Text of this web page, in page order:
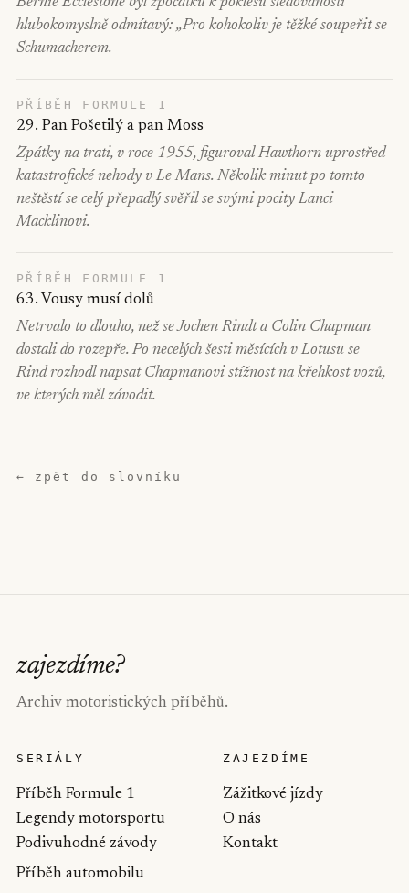
Bernie Ecclestone byl zpočátku k poklesu sledovanosti
hlubokomyslně odmítavý: „Pro kohokoliv je těžké soupeřit se
Schumacherem.
PŘÍBĚH FORMULE 1
29. Pan Pošetilý a pan Moss
Zpátky na trati, v roce 1955, figuroval Hawthorn uprostřed
katastrofické nehody v Le Mans. Několik minut po tomto
neštěstí se celý přepadlý svěřil se svými pocity Lanci
Macklinovi.
PŘÍBĚH FORMULE 1
63. Vousy musí dolů
Netrvalo to dlouho, než se Jochen Rindt a Colin Chapman
dostali do rozepře. Po necelých šesti měsících v Lotusu se
Rind rozhodl napsat Chapmanovi stížnost na křehkost vozů,
ve kterých měl závodit.
← zpět do slovníku
zajezdíme?
Archiv motoristických příběhů.
SERIÁLY
Příběh Formule 1
Legendy motorsportu
Podivuhodné závody
Příběh automobilu
ZAJEZDÍME
Zážitkové jízdy
O nás
Kontakt